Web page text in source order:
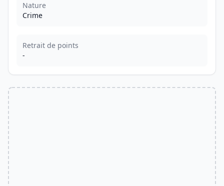
Nature
Crime
Retrait de points
-